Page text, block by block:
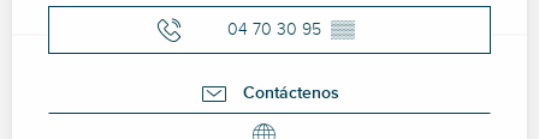
04 70 30 95 ▒▒
Contáctenos